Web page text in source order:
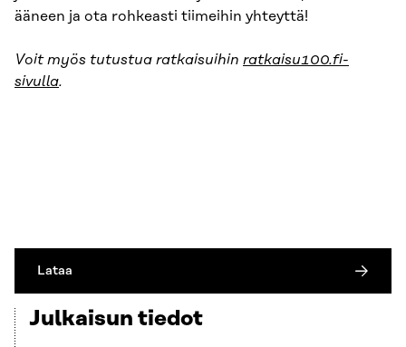
ääneen ja ota rohkeasti tiimeihin yhteyttä!
Voit myös tutustua ratkaisuihin ratkaisu100.fi-
sivulla.
Lataa
Julkaisun tiedot